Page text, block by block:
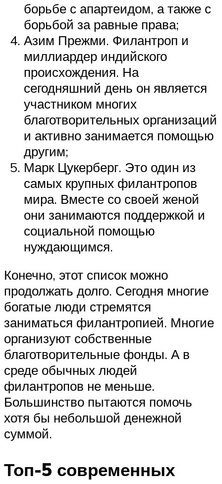
борьбе с апартеидом, а также с
борьбой за равные права;
Азим Прежми. Филантроп и
миллиардер индийского
происхождения. На
сегодняшний день он является
участником многих
благотворительных организаций
и активно занимается помощью
другим;
Марк Цукерберг. Это один из
самых крупных филантропов
мира. Вместе со своей женой
они занимаются поддержкой и
социальной помощью
нуждающимся.
Конечно, этот список можно
продолжать долго. Сегодня многие
богатые люди стремятся
заниматься филантропией. Многие
организуют собственные
благотворительные фонды. А в
среде обычных людей
филантропов не меньше.
Большинство пытаются помочь
хотя бы небольшой денежной
суммой.
Топ-5 современных